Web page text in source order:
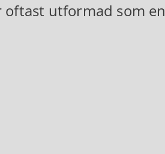
utformad som en